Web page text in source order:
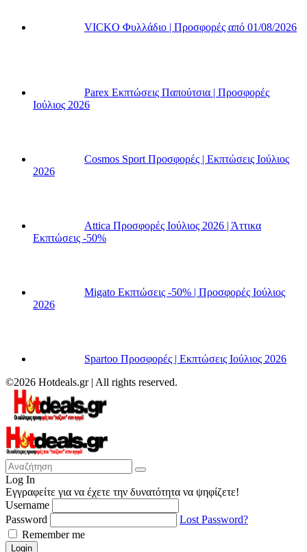
VICKO Φυλλάδιο | Προσφορές από 01/08/2026
Parex Εκπτώσεις Παπούτσια | Προσφορές
Ιούλιος 2026
Cosmos Sport Προσφορές | Εκπτώσεις Ιούλιος
2026
Attica Προσφορές Ιούλιος 2026 | Άττικα
Εκπτώσεις -50%
Migato Εκπτώσεις -50% | Προσφορές Ιούλιος
2026
Spartoo Προσφορές | Εκπτώσεις Ιούλιος 2026
©2026 Hotdeals.gr | All rights reserved.
Log In
Εγγραφείτε για να έχετε την δυνατότητα να ψηφίζετε!
Username
Password
Lost Password?
Remember me
Login